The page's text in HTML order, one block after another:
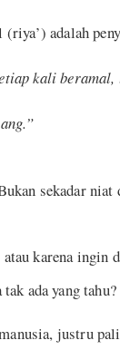
adalah
kali
sekadar
karena ingin
ada yang tahu?
justru